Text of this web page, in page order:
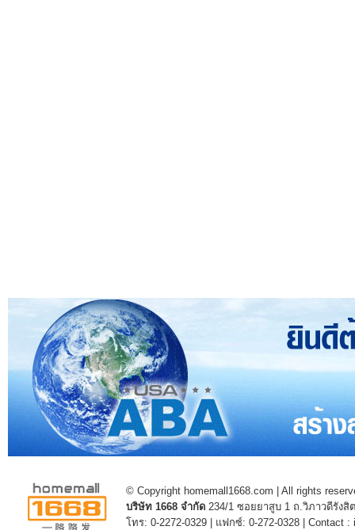
© Copyright homemall1668.com | All rights
บริษัท 1668 จำกัด 234/1 ซอยยาสูบ 1 ถ.วิภาวดีรัง
โทร: 0-2272-0329 | แฟกซ์: 0-272-0328 | Contact